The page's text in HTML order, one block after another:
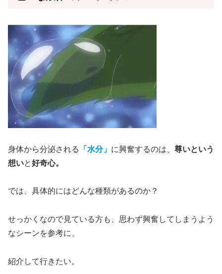
身体から分泌される 「水分」 に興奮するのは、 尊いという
想いと好奇心。
では、具体的にはどんな種類があるのか？
せっかくなので見ている方も、思わず興奮してしまうよう
なシーンを参考に、
紹介して行きたい。